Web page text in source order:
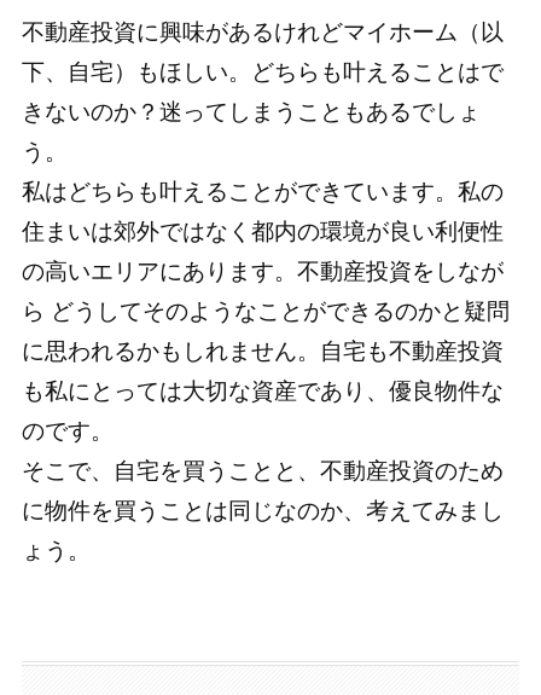
不動産投資に興味があるけれどマイホーム（以
下、自宅）もほしい。どちらも叶えることはで
きないのか？迷ってしまうこともあるでしょ
う。
私はどちらも叶えることができています。私の
住まいは郊外ではなく都内の環境が良い利便性
の高いエリアにあります。不動産投資をしなが
ら どうしてそのようなことができるのかと疑問
に思われるかもしれません。自宅も不動産投資
も私にとっては大切な資産であり、優良物件な
のです。
そこで、自宅を買うことと、不動産投資のため
に物件を買うことは同じなのか、考えてみまし
ょう。